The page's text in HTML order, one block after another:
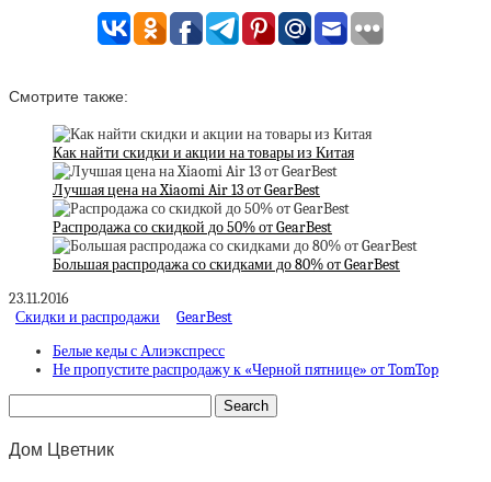
Смотрите также:
Как найти скидки и акции на товары из Китая
Лучшая цена на Xiaomi Air 13 от GearBest
Распродажа со скидкой до 50% от GearBest
Большая распродажа со скидками до 80% от GearBest
23.11.2016
Скидки и распродажи
GearBest
Белые кеды с Алиэкспресс
Не пропустите распродажу к «Черной пятнице» от TomTop
Дом Цветник